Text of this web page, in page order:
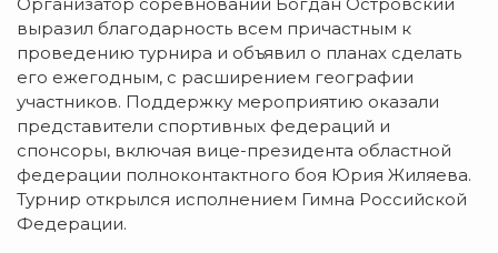
выразил благодарность всем причастным к
проведению турнира и объявил о планах сделать
его ежегодным, с расширением географии
участников. Поддержку мероприятию оказали
представители спортивных федераций и
спонсоры, включая вице-президента областной
федерации полноконтактного боя Юрия Жиляева.
Турнир открылся исполнением Гимна Российской
Федерации.